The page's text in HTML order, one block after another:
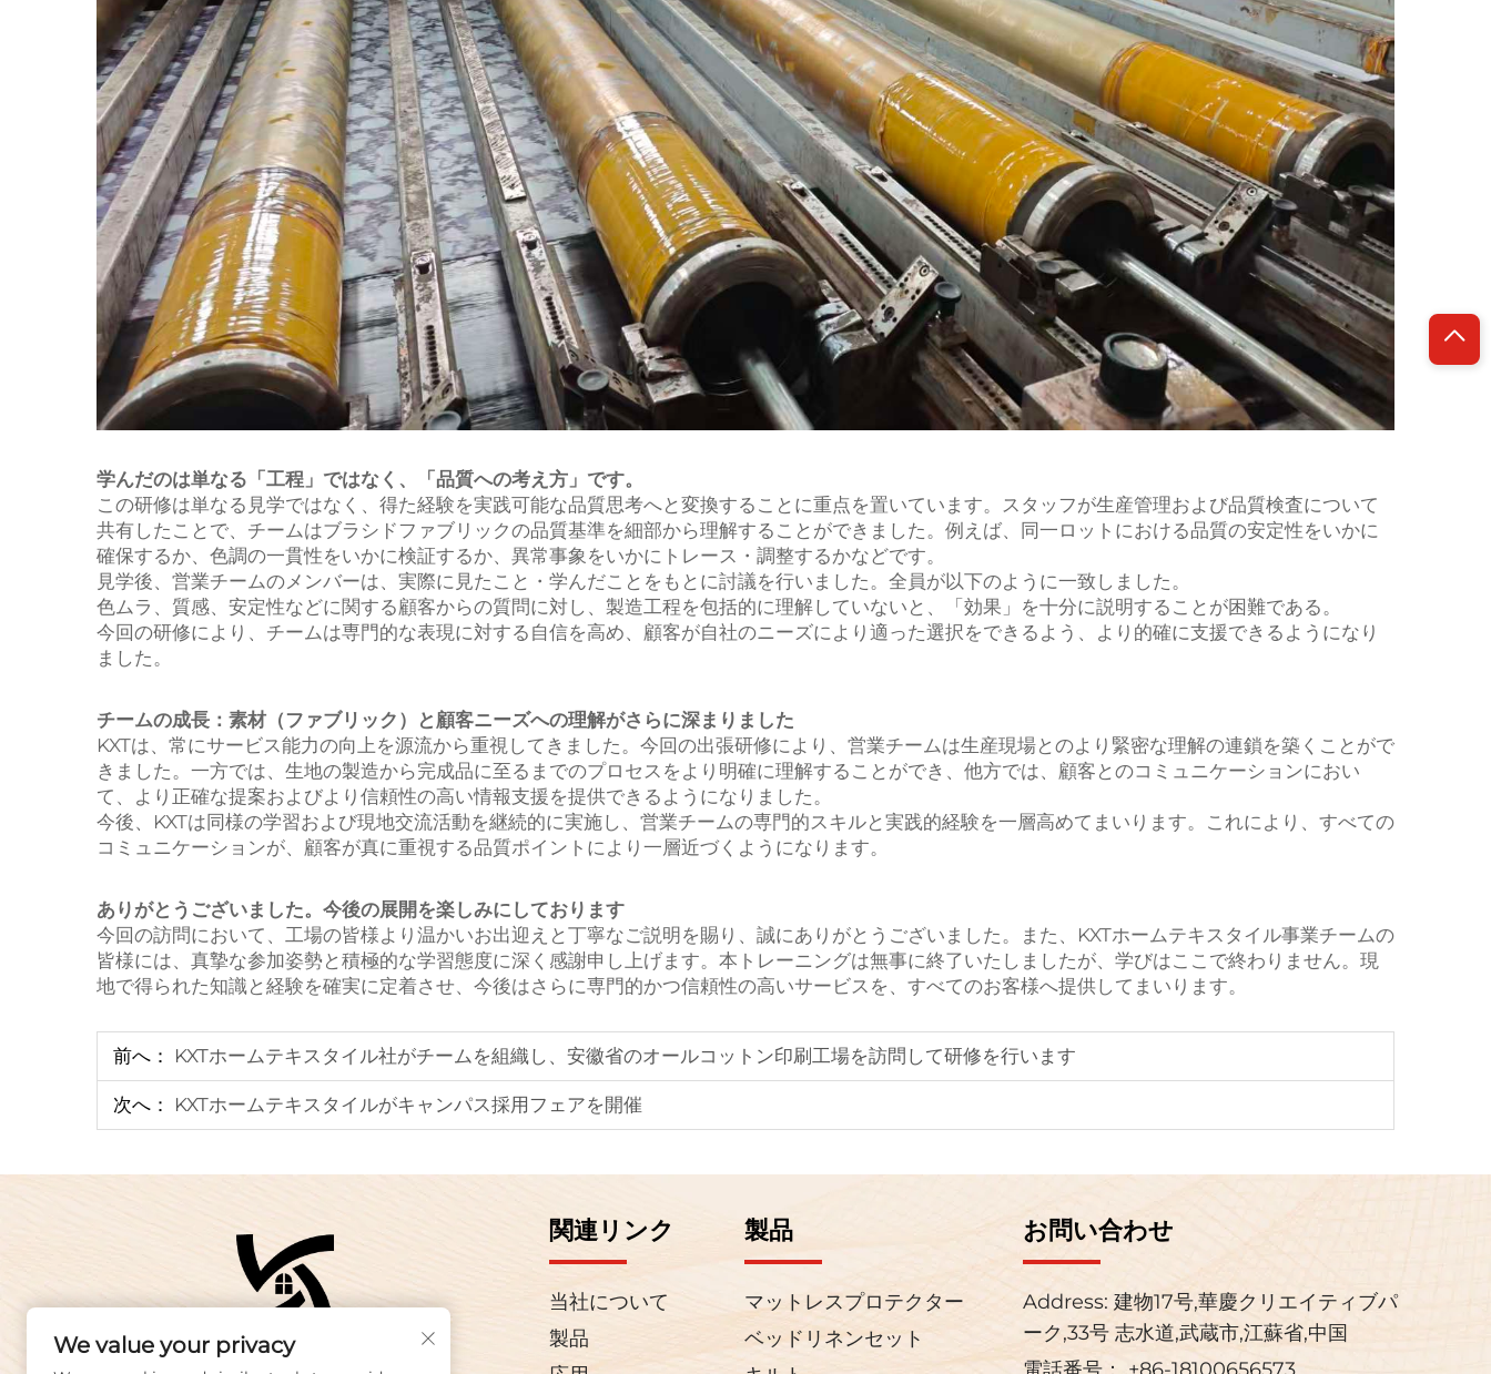
学んだのは単なる「工程」ではなく、「品質への考え方」です。
この研修は単なる見学ではなく、得た経験を実践可能な品質思考へと変換することに重点を置いています。スタッフが生産管理および品質検査について
共有したことで、チームはブラシドファブリックの品質基準を細部から理解することができました。例えば、同一ロットにおける品質の安定性をいかに
確保するか、色調の一貫性をいかに検証するか、異常事象をいかにトレース・調整するかなどです。
見学後、営業チームのメンバーは、実際に見たこと・学んだことをもとに討議を行いました。全員が以下のように一致しました。
色ムラ、質感、安定性などに関する顧客からの質問に対し、製造工程を包括的に理解していないと、「効果」を十分に説明することが困難である。
今回の研修により、チームは専門的な表現に対する自信を高め、顧客が自社のニーズにより適った選択をできるよう、より的確に支援できるようになり
ました。
チームの成長：素材（ファブリック）と顧客ニーズへの理解がさらに深まりました
KXTは、常にサービス能力の向上を源流から重視してきました。今回の出張研修により、営業チームは生産現場とのより緊密な理解の連鎖を築くことがで
きました。一方では、生地の製造から完成品に至るまでのプロセスをより明確に理解することができ、他方では、顧客とのコミュニケーションにおい
て、より正確な提案およびより信頼性の高い情報支援を提供できるようになりました。
今後、KXTは同様の学習および現地交流活動を継続的に実施し、営業チームの専門的スキルと実践的経験を一層高めてまいります。これにより、すべての
コミュニケーションが、顧客が真に重視する品質ポイントにより一層近づくようになります。
ありがとうございました。今後の展開を楽しみにしております
今回の訪問において、工場の皆様より温かいお出迎えと丁寧なご説明を賜り、誠にありがとうございました。また、KXTホームテキスタイル事業チームの
皆様には、真摯な参加姿勢と積極的な学習態度に深く感謝申し上げます。本トレーニングは無事に終了いたしましたが、学びはここで終わりません。現
地で得られた知識と経験を確実に定着させ、今後はさらに専門的かつ信頼性の高いサービスを、すべてのお客様へ提供してまいります。
前へ： KXTホームテキスタイル社がチームを組織し、安徽省のオールコットン印刷工場を訪問して研修を行います
次へ： KXTホームテキスタイルがキャンパス採用フェアを開催
関連リンク
当社について
製品
製品
マットレスプロテクター
ベッドリネンセット
お問い合わせ
Address: 建物17号,華慶クリエイティブパ
ーク,33号 志水道,武蔵市,江蘇省,中国
We value your privacy